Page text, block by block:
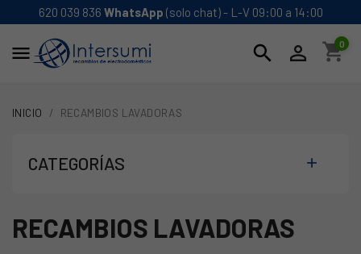
620 039 836 WhatsApp (solo chat) - L-V 09:00 a 14:00
 search  shopping_cart
0
INICIO RECAMBIOS LAVADORAS
CATEGORÍAS 
RECAMBIOS LAVADORAS